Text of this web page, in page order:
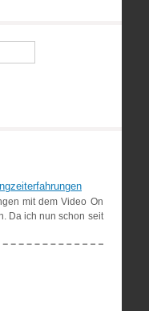
mit dem Video On
Da ich nun schon seit